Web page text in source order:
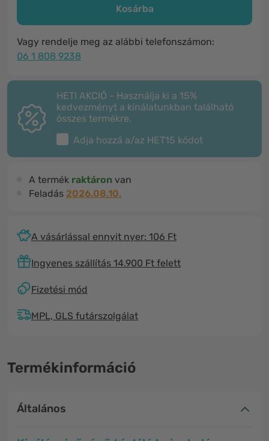
Kosárba
Vagy rendelje meg az alábbi telefonszámon:
06 1 808 9238
HETI AKCIÓ - Használja ki a 15%
kedvezményt a kínálatunkban található
összes termékre.
Adja hozzá a/az HET15 kódot
A termék raktáron van
Feladás 2026.08.10.
A vásárlással ennyit nyer: 106 Ft
Ingyenes szállítás 14.900 Ft felett
Fizetési mód
MPL, GLS futárszolgálat
Termékinformáció
Általános